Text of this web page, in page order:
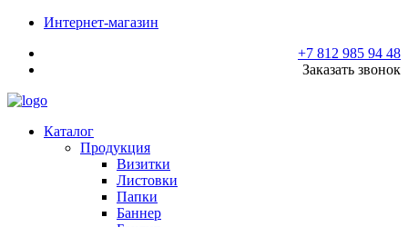
Интернет-магазин
+7 812 985 94 48
Заказать звонок
Каталог
Продукция
Визитки
Листовки
Папки
Баннер